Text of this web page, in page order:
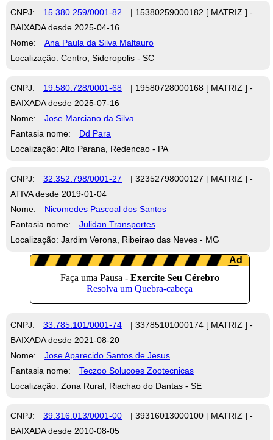
CNPJ: 15.380.259/0001-82
| 15380259000182 [ MATRIZ ] -
BAIXADA desde 2025-04-16
Nome:
Ana Paula da Silva Maltauro
Localização: Centro, Sideropolis - SC
CNPJ: 19.580.728/0001-68
| 19580728000168 [ MATRIZ ] -
BAIXADA desde 2025-07-16
Nome:
Jose Marciano da Silva
Fantasia nome:
Dd Para
Localização: Alto Parana, Redencao - PA
CNPJ: 32.352.798/0001-27
| 32352798000127 [ MATRIZ ] -
ATIVA desde 2019-01-04
Nome:
Nicomedes Pascoal dos Santos
Fantasia nome:
Julidan Transportes
Localização: Jardim Verona, Ribeirao das Neves - MG
CNPJ: 33.785.101/0001-74
| 33785101000174 [ MATRIZ ] -
BAIXADA desde 2021-08-20
Nome:
Jose Aparecido Santos de Jesus
Fantasia nome:
Teczoo Solucoes Zootecnicas
Localização: Zona Rural, Riachao do Dantas - SE
CNPJ: 39.316.013/0001-00
| 39316013000100 [ MATRIZ ] -
BAIXADA desde 2010-08-05